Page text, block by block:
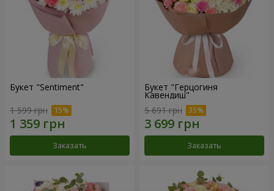
Букет "Sentiment"
1 599 грн
Заказать
Букет "Герцогиня
Кавендиш"
5 691 грн
Заказать